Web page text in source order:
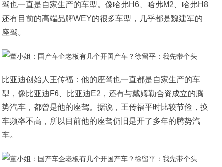
驾也一直是自家生产的车型。像哈弗H6、哈弗M2、哈弗H8
还有目前的高端品牌WEY的很多车型，几乎都是魏建军的
座驾。
比亚迪创始人王传福：他的座驾也一直都是自家生产的车
型，像比亚迪F6、比亚迪E2，还有与戴姆勒合资成立的腾
势汽车，都曾是他的座驾。据说，王传福平时比较节俭，换
车频率不高，所以目前他的座驾仍旧是开了多年的腾势汽
车。